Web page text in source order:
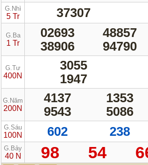
G.Nhì
5 Tr 37307
G.Ba
1 Tr
02693 48857
38906
94790
G.Tư
400N
3055
1947
G.Năm
200N
4137 1353
9543
5086
G.Sáu
100N 602 238
G.Bảy
40 N 98 54